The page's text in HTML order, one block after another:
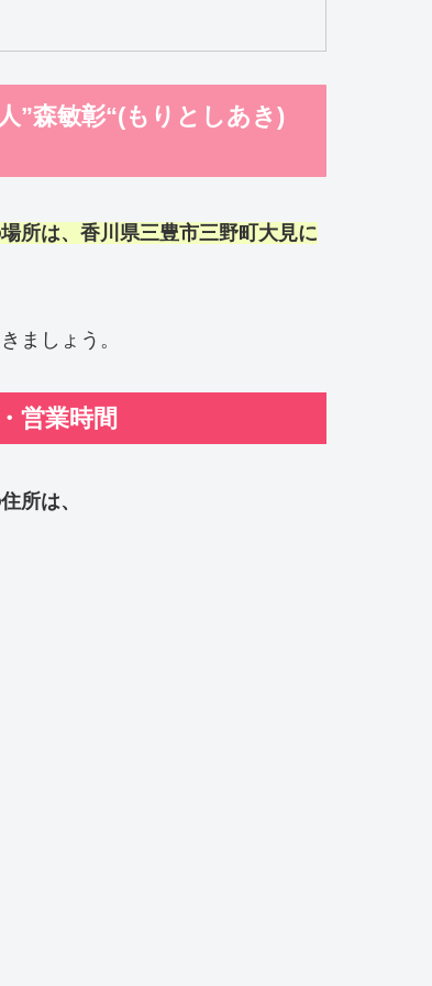
”森敏彰“(もりとしあき)
所は、香川県三豊市三野町大見に
ましょう。
営業時間
所は、